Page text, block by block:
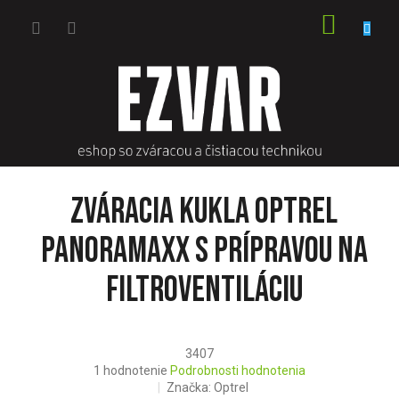
Zváracia kukla Optrel
Panoramaxx s prípravou na
filtroventiláciu
3407
Priemerné
1 hodnotenie Podrobnosti hodnotenia
Značka: Optrel